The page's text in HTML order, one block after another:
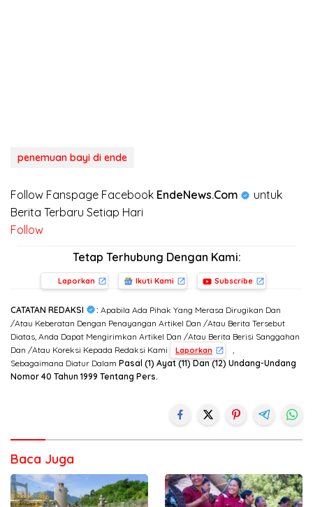
penemuan bayi di ende
Follow Fanspage Facebook EndeNews.Com
untuk
Berita Terbaru Setiap Hari
Follow
Tetap Terhubung Dengan Kami:
Laporkan Ikuti Kami Subscribe
CATATAN REDAKSI : Apabila Ada Pihak Yang Merasa Dirugikan Dan
/Atau Keberatan Dengan Penayangan Artikel Dan /Atau Berita Tersebut
Diatas, Anda Dapat Mengirimkan Artikel Dan /Atau Berita Berisi Sanggahan
Dan /Atau Koreksi Kepada Redaksi Kami
Laporkan
,
Sebagaimana Diatur Dalam Pasal (1) Ayat (11) Dan (12) Undang-Undang
Nomor 40 Tahun 1999 Tentang Pers.
Baca Juga